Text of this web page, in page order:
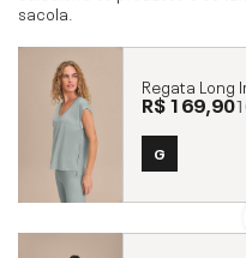
sacola.
Regata Long
R$ 169,90
G